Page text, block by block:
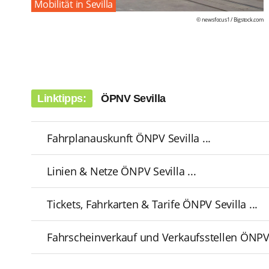
Mobilität in Sevilla
© newsfocus1 /Bigstock.com
Linktipps: ÖPNV Sevilla
Fahrplanauskunft ÖNPV Sevilla ...
Linien & Netze ÖNPV Sevilla ...
Tickets, Fahrkarten & Tarife ÖNPV Sevilla ...
Fahrscheinverkauf und Verkaufsstellen